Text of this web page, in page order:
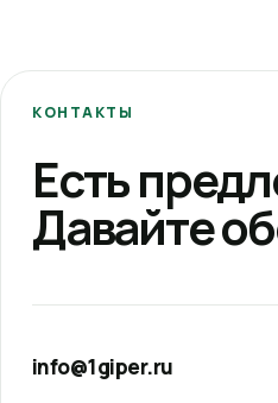
КОНТАКТЫ
Есть
Давайте
info@1giper.ru